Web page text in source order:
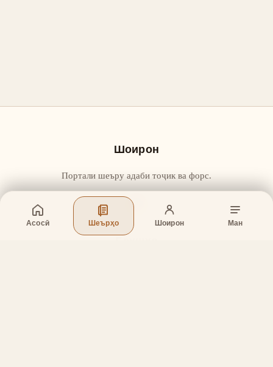
Асосӣ Шеърҳо Шоирон Ман
Шоирон
Портали шеъру адаби тоҷик ва форс.